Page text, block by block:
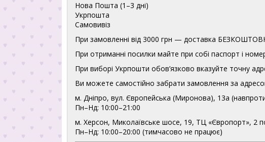
Нова Пошта (1–3 дні)
Укрпошта
Самовивіз
При замовленні від 3000 грн — доставка
При отриманні посилки майте при собі паспорт і
При виборі Укрпошти обов’язково вказуйте точну
Ви можете самостійно забрати замовлення за
м. Дніпро, вул. Європейська (Миронова), 13а
Пн–Нд: 10:00–21:00
м. Херсон, Миколаївське шосе, 19, ТЦ «Європорт», 2
Пн–Нд: 10:00–20:00 (тимчасово не працює)